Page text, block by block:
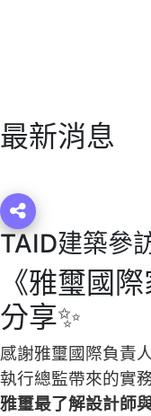
最新消息
TAID建築參
《雅璽國
分享✨
感謝雅璽國際負責
執行總監帶來的實
雅璽最了解設計師